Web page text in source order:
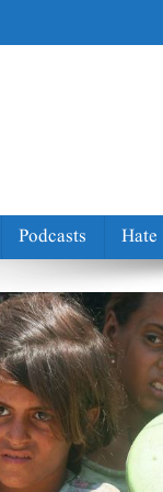
Hate
Podcasts